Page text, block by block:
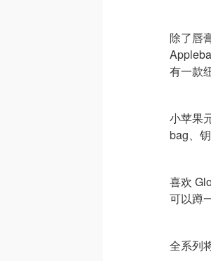
除了唇
有一款
小苹果
bag、
喜欢
可以蹲
全系列